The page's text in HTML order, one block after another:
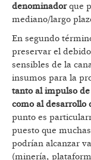
denominadorque
mediano/largo
En segundo
preservar el
sensibles de la
insumos para la
tanto al impulso
como al desarrollo
punto es
puesto que
podrían alcanzar
(minería,